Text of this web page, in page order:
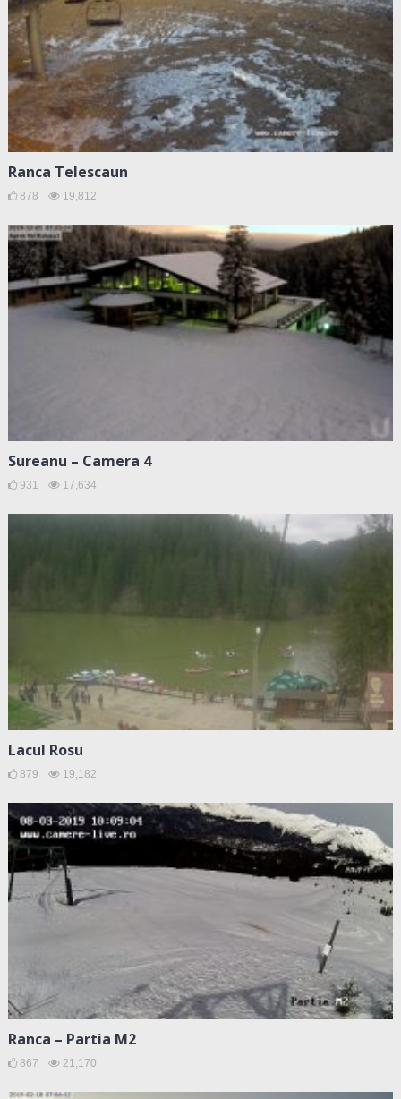
Ranca Telescaun
878 19,812
Sureanu – Camera 4
931 17,634
Lacul Rosu
879 19,182
Ranca – Partia M2
867 21,170